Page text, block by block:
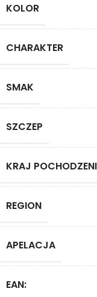
KOLOR
CHARAKTER
SMAK
SZCZEP
KRAJ
REGION
APELACJA
EAN: